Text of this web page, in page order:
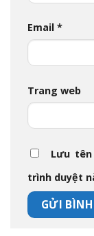
Email *
Trang web
Lưu
trình duyệt